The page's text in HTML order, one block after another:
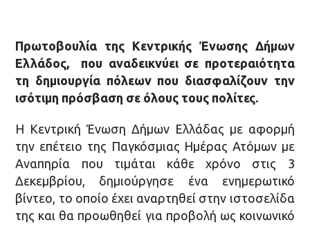
Πρωτοβουλία της Κεντρικής Ένωσης Δήμων
Ελλάδος, που αναδεικνύει σε προτεραιότητα
τη δημιουργία πόλεων που διασφαλίζουν την
ισότιμη πρόσβαση σε όλους τους πολίτες.
Η Κεντρική Ένωση Δήμων Ελλάδας με αφορμή
την επέτειο της Παγκόσμιας Ημέρας Ατόμων με
Αναπηρία που τιμάται κάθε χρόνο στις 3
Δεκεμβρίου, δημιούργησε ένα ενημερωτικό
βίντεο, το οποίο έχει αναρτηθεί στην ιστοσελίδα
της και θα προωθηθεί για προβολή ως κοινωνικό